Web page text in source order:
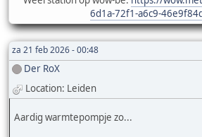
6d1a-72f1-a6c9-
za 21 feb 2026 - 00:48
Der RoX
Location: Leiden
Aardig warmtepompje zo...